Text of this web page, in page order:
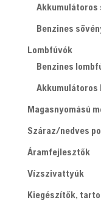
Akkumulátoros
Benzines
Lombfúvók
Benzines
Akkumulátoros
Magasnyomású
Száraz/nedves
Áramfejlesztők
Vízszivattyúk
Kiegészítők,